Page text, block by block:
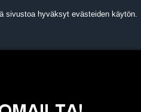
sivustoa hyväksyt evästeiden käytön.